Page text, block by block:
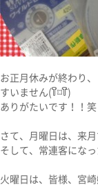
お正月休みが終わり、
すいません(꒦ິ⌑꒦ີ)
ありがたいです！！笑
さて、月曜日は、来
そして、常連客にな
火曜日は、皆様、宮